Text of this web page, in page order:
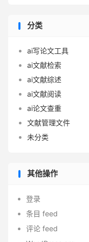
分类
ai写论文工具
ai文献检索
ai文献综述
ai文献阅读
ai论文查重
文献管理文件
未分类
其他操作
登录
条目 feed
评论 feed